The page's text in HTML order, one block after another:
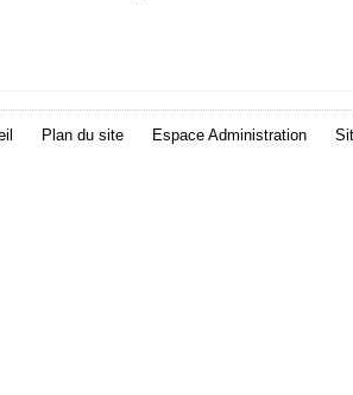
Plan du site Espace Administration